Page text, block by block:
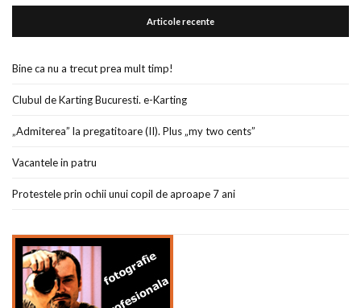
Articole recente
Bine ca nu a trecut prea mult timp!
Clubul de Karting Bucuresti. e-Karting
„Admiterea” la pregatitoare (II). Plus „my two cents”
Vacantele in patru
Protestele prin ochii unui copil de aproape 7 ani